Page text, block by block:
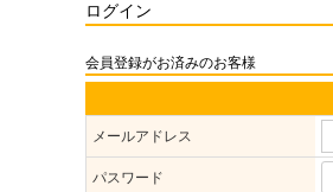
ログイン
会員登録がお済みのお客様
メールアドレス
パスワード